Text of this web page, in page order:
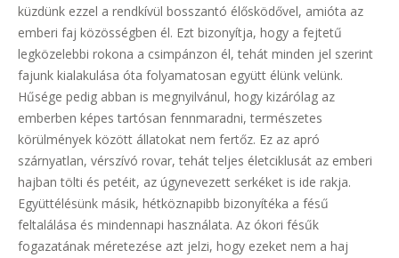
küzdünk ezzel a rendkívül bosszantó élősködővel, amióta az
emberi faj közösségben él. Ezt bizonyítja, hogy a fejtetű
legközelebbi rokona a csimpánzon él, tehát minden jel szerint
fajunk kialakulása óta folyamatosan együtt élünk velünk.
Hűsége pedig abban is megnyilvánul, hogy kizárólag az
emberben képes tartósan fennmaradni, természetes
körülmények között állatokat nem fertőz. Ez az apró
szárnyatlan, vérszívó rovar, tehát teljes életciklusát az emberi
hajban tölti és petéit, az úgynevezett serkéket is ide rakja.
Együttélésünk másik, hétköznapibb bizonyítéka a fésű
feltalálása és mindennapi használata. Az ókori fésűk
fogazatának méretezése azt jelzi, hogy ezeket nem a haj